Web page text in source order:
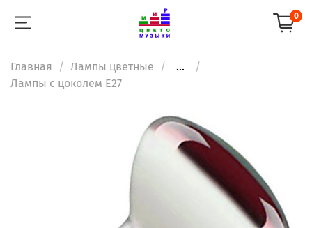
0
Главная Лампы цветные
...
Лампы с цоколем Е27